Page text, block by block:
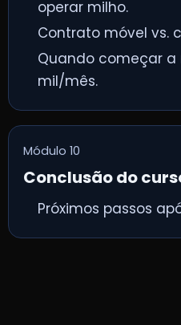
operar milho.
Contrato móvel vs.
Quando começar a
mil/mês.
Módulo 10
Conclusão do
Próximos passos